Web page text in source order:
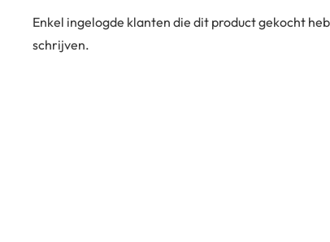
Enkel ingelogde klanten die dit product gekocht
schrijven.